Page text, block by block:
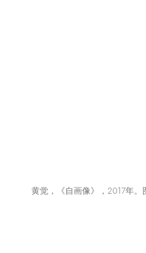
黄觉，《自画像》，2017年。